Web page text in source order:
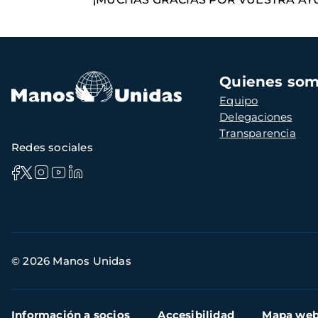
Navegación
principal
Quienes
Equipo
Delegaciones
Transparencia
Redes sociales
de
© 2026 Manos Unidas
Menú
Información a socios Accesibilidad Mapa